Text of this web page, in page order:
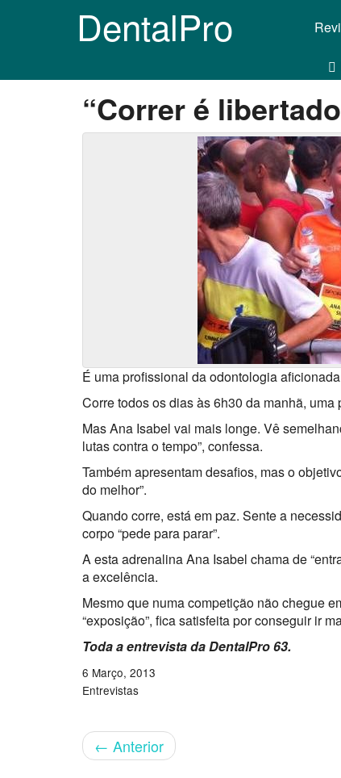
DentalPro
“Correr é
É uma profissional da odontologia
Corre todos os dias às 6h30 da manhã, uma
Mas Ana Isabel vai mais longe. Vê
lutas contra o tempo”, confessa.
Também apresentam desafios, mas o
do melhor”.
Quando corre, está em paz. Sente a
corpo “pede para parar”.
A esta adrenalina Ana Isabel chama de
a excelência.
Mesmo que numa competição não chegue
“exposição”, fica satisfeita por conseguir ir
Toda a entrevista da DentalPro 63.
6 Março, 2013
Entrevistas
← Anterior